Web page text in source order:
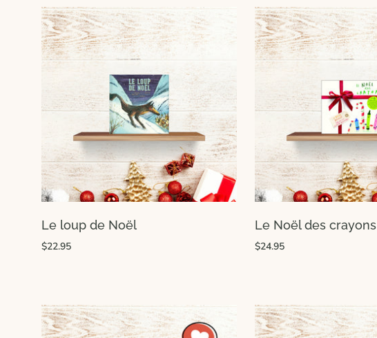
Le loup de Noël
$22.95
Le Noël des crayons
$24.95